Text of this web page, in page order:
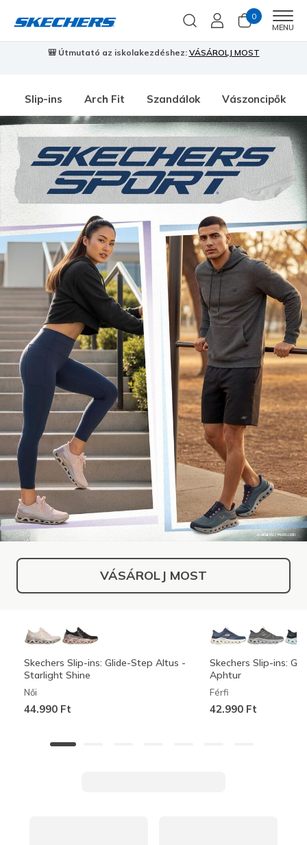
0
MENU
🎒 Útmutató az iskolakezdéshez: VÁSÁROLJ MOST
Slip-ins Arch Fit Szandálok Vászoncipők
VÁSÁROLJ MOST
Skechers Slip-ins: Glide-Step Altus -
Starlight Shine
Női
44.990 Ft
Skechers Slip-ins:
Aphtur
Férfi
42.990 Ft